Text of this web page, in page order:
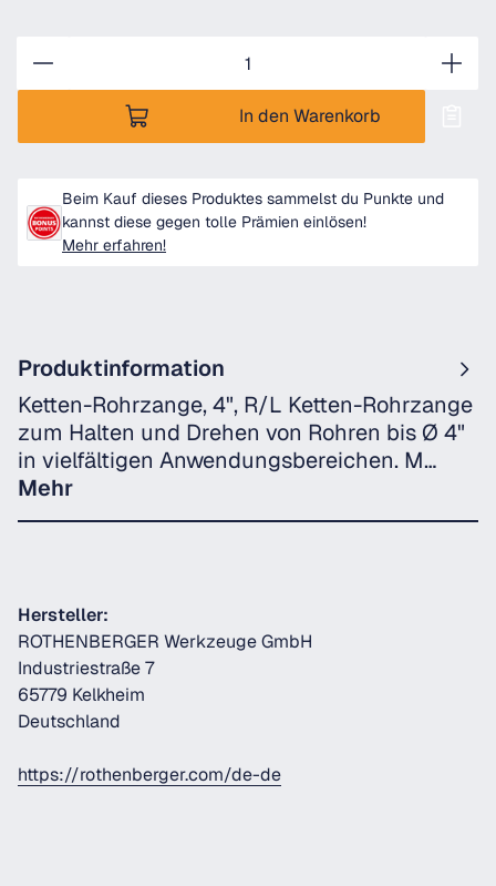
In den Warenkorb
Beim Kauf dieses Produktes sammelst du Punkte und
kannst diese gegen tolle Prämien einlösen!
Mehr erfahren!
Produktinformation
Ketten-Rohrzange, 4", R/L Ketten-Rohrzange
zum Halten und Drehen von Rohren bis Ø 4"
in vielfältigen Anwendungsbereichen. M…
Mehr
Hersteller:
ROTHENBERGER Werkzeuge GmbH
Industriestraße 7
65779 Kelkheim
Deutschland
https://rothenberger.com/de-de